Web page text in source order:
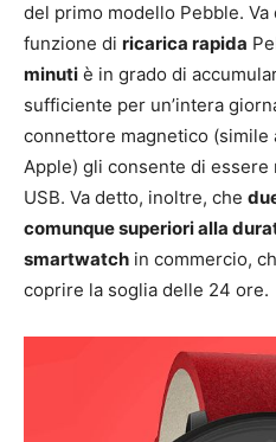
del primo modello Pebble.
funzione di ricarica rapida
minuti è in grado di
sufficiente per un’intera
connettore magnetico
Apple) gli consente di
USB. Va detto, inoltre, che
comunque superiori alla
smartwatch in commercio,
coprire la soglia delle 24 ore.